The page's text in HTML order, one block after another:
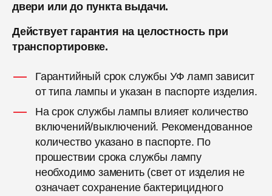
двери или до пункта выдачи.
Действует гарантия на целостность при
транспортировке.
Гарантийный срок службы УФ ламп зависит
от типа лампы и указан в паспорте изделия.
На срок службы лампы влияет количество
включений/выключений. Рекомендованное
количество указано в паспорте. По
прошествии срока службы лампу
необходимо заменить (свет от изделия не
означает сохранение бактерицидного